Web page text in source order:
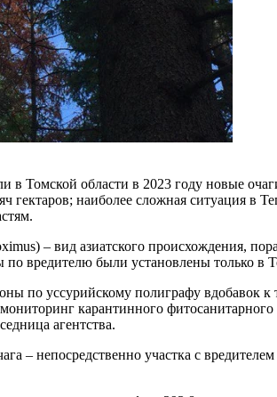
в Томской области в 2023 году новые
гектаров; наиболее сложная ситуация
– вид азиатского происхождения,
вредителю были установлены только в
по уссурийскому полиграфу вдобавок
карантинного
агентства.
– непосредственно участка с